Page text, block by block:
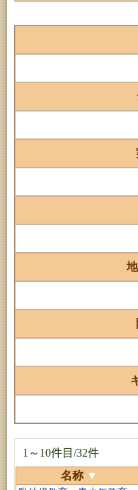
1～10件目/32件
名称 ▼